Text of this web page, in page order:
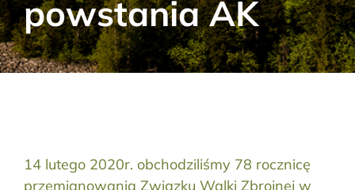
Aktualności
Kontakt
Szukaj:
powstania AK
14 lutego 2020r. obchodziliśmy 78 rocznicę
przemianowania Związku Walki Zbrojnej w